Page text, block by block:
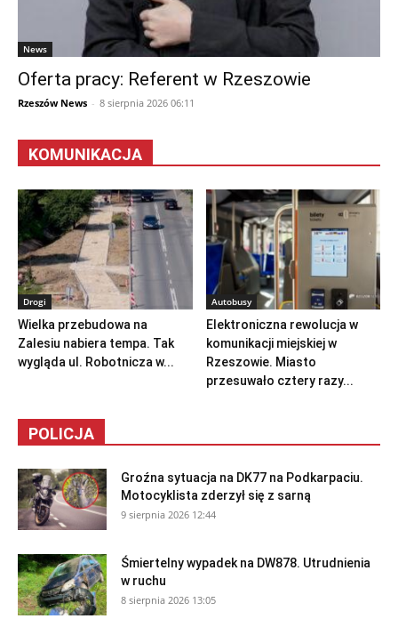
News
Oferta pracy: Referent w Rzeszowie
Rzeszów News - 8 sierpnia 2026 06:11
KOMUNIKACJA
Drogi
Wielka przebudowa na
Zalesiu nabiera tempa. Tak
wygląda ul. Robotnicza w...
Autobusy
Elektroniczna rewolucja w
komunikacji miejskiej w
Rzeszowie. Miasto
przesuwało cztery razy...
POLICJA
Groźna sytuacja na DK77 na Podkarpaciu.
Motocyklista zderzył się z sarną
9 sierpnia 2026 12:44
Śmiertelny wypadek na DW878. Utrudnienia
w ruchu
8 sierpnia 2026 13:05